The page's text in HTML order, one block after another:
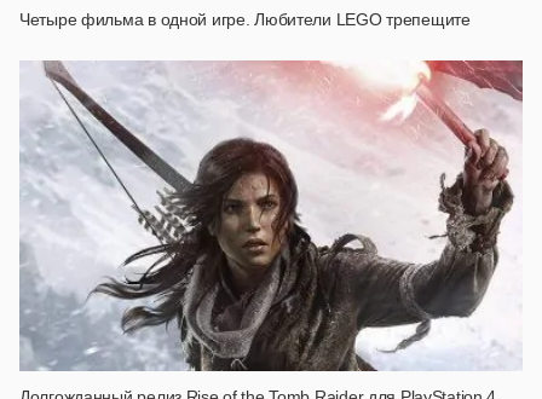
Четыре фильма в одной игре. Любители LEGO трепещите